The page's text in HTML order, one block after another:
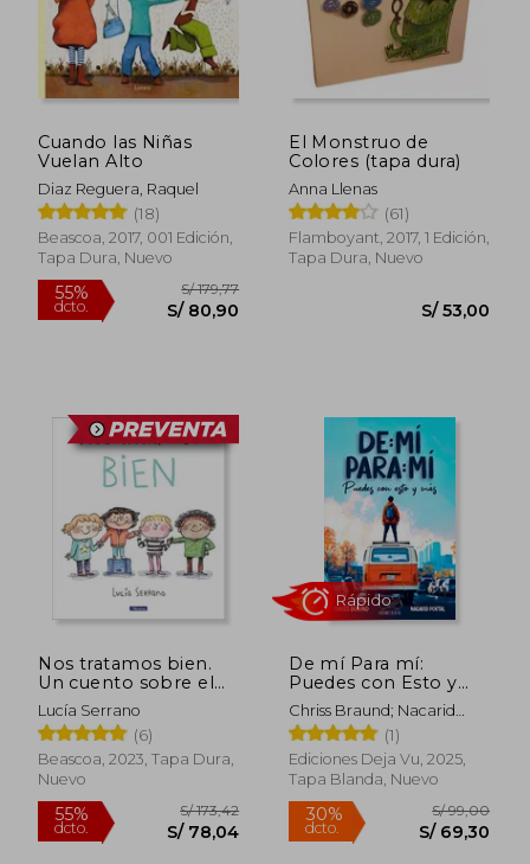
Cuando las Niñas
Vuelan Alto
Diaz Reguera, Raquel
(18)
Beascoa, 2017, 001 Edición,
Tapa Dura, Nuevo
55%
dcto.
S/ 179,77
S/ 80,90
El Monstruo de
Colores (tapa dura)
Anna Llenas
(61)
Flamboyant, 2017, 1 Edición,
Tapa Dura, Nuevo
Nos tratamos bien.
Un cuento sobre el
respeto
Lucía Serrano
(6)
Beascoa, 2023, Tapa Dura,
Nuevo
De mí Para mí:
Puedes con Esto y
más
Chriss Braund; Nacarid
Portal
(1)
Ediciones Deja Vu, 2025,
Tapa Blanda, Nuevo